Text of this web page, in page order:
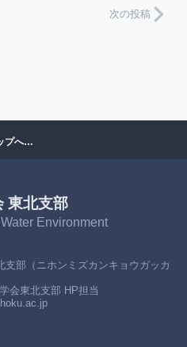
次の投稿
プへ…
東北支部
Environment
部（ニホンミズカンキョウガッカ
会東北支部 HP担当